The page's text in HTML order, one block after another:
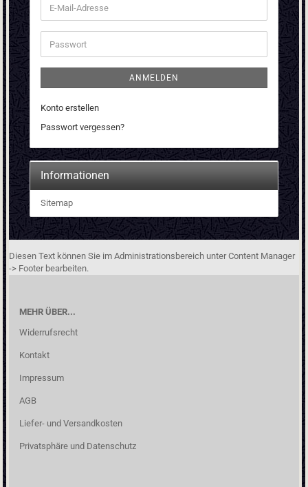
E-
Mail-
Adresse
Passwort
ANMELDEN
Konto erstellen
Passwort vergessen?
Informationen
Sitemap
Diesen Text können Sie im Administrationsbereich unter Content Manager
-> Footer bearbeiten.
MEHR ÜBER...
Widerrufsrecht
Kontakt
Impressum
AGB
Liefer- und Versandkosten
Privatsphäre und Datenschutz